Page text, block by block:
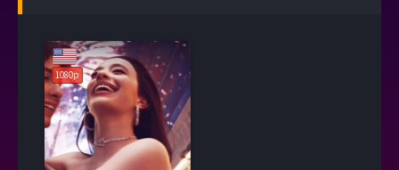
1080p